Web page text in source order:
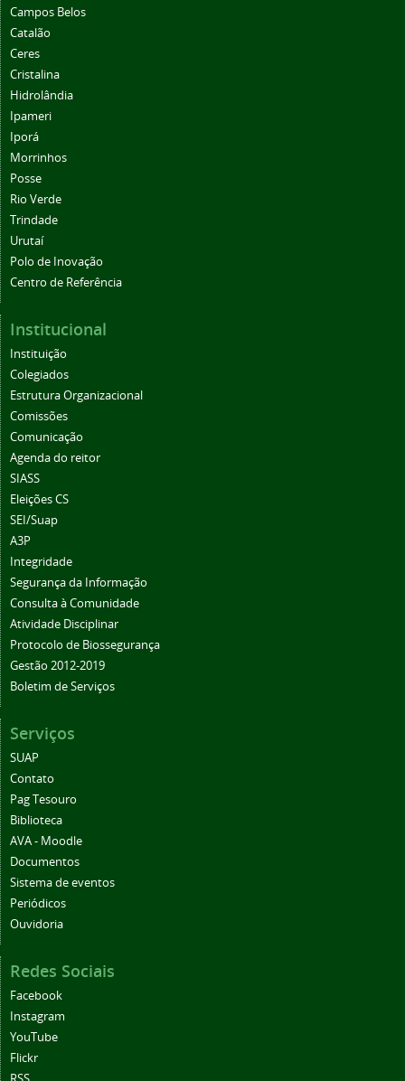
Campos Belos
Catalão
Ceres
Cristalina
Hidrolândia
Ipameri
Iporá
Morrinhos
Posse
Rio Verde
Trindade
Urutaí
Polo de Inovação
Centro de Referência
Institucional
Instituição
Colegiados
Estrutura Organizacional
Comissões
Comunicação
Agenda do reitor
SIASS
Eleições CS
SEI/Suap
A3P
Integridade
Segurança da Informação
Consulta à Comunidade
Atividade Disciplinar
Protocolo de Biossegurança
Gestão 2012-2019
Boletim de Serviços
Serviços
SUAP
Contato
Pag Tesouro
Biblioteca
AVA - Moodle
Documentos
Sistema de eventos
Periódicos
Ouvidoria
Redes Sociais
Facebook
Instagram
YouTube
Flickr